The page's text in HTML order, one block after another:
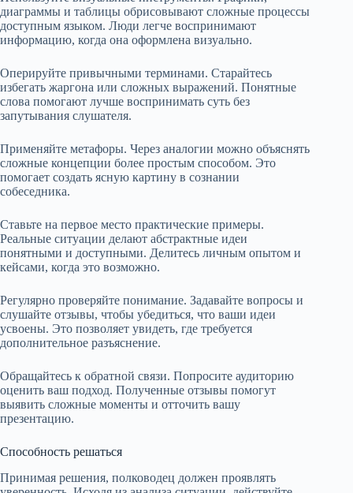
диаграммы и таблицы обрисовывают сложные процессы
доступным языком. Люди легче воспринимают
информацию, когда она оформлена визуально.
Оперируйте привычными терминами. Старайтесь
избегать жаргона или сложных выражений. Понятные
слова помогают лучше воспринимать суть без
запутывания слушателя.
Применяйте метафоры. Через аналогии можно объяснять
сложные концепции более простым способом. Это
помогает создать ясную картину в сознании
собеседника.
Ставьте на первое место практические примеры.
Реальные ситуации делают абстрактные идеи
понятными и доступными. Делитесь личным опытом и
кейсами, когда это возможно.
Регулярно проверяйте понимание. Задавайте вопросы и
слушайте отзывы, чтобы убедиться, что ваши идеи
усвоены. Это позволяет увидеть, где требуется
дополнительное разъяснение.
Обращайтесь к обратной связи. Попросите аудиторию
оценить ваш подход. Полученные отзывы помогут
выявить сложные моменты и отточить вашу
презентацию.
Способность решаться
Принимая решения, полководец должен проявлять